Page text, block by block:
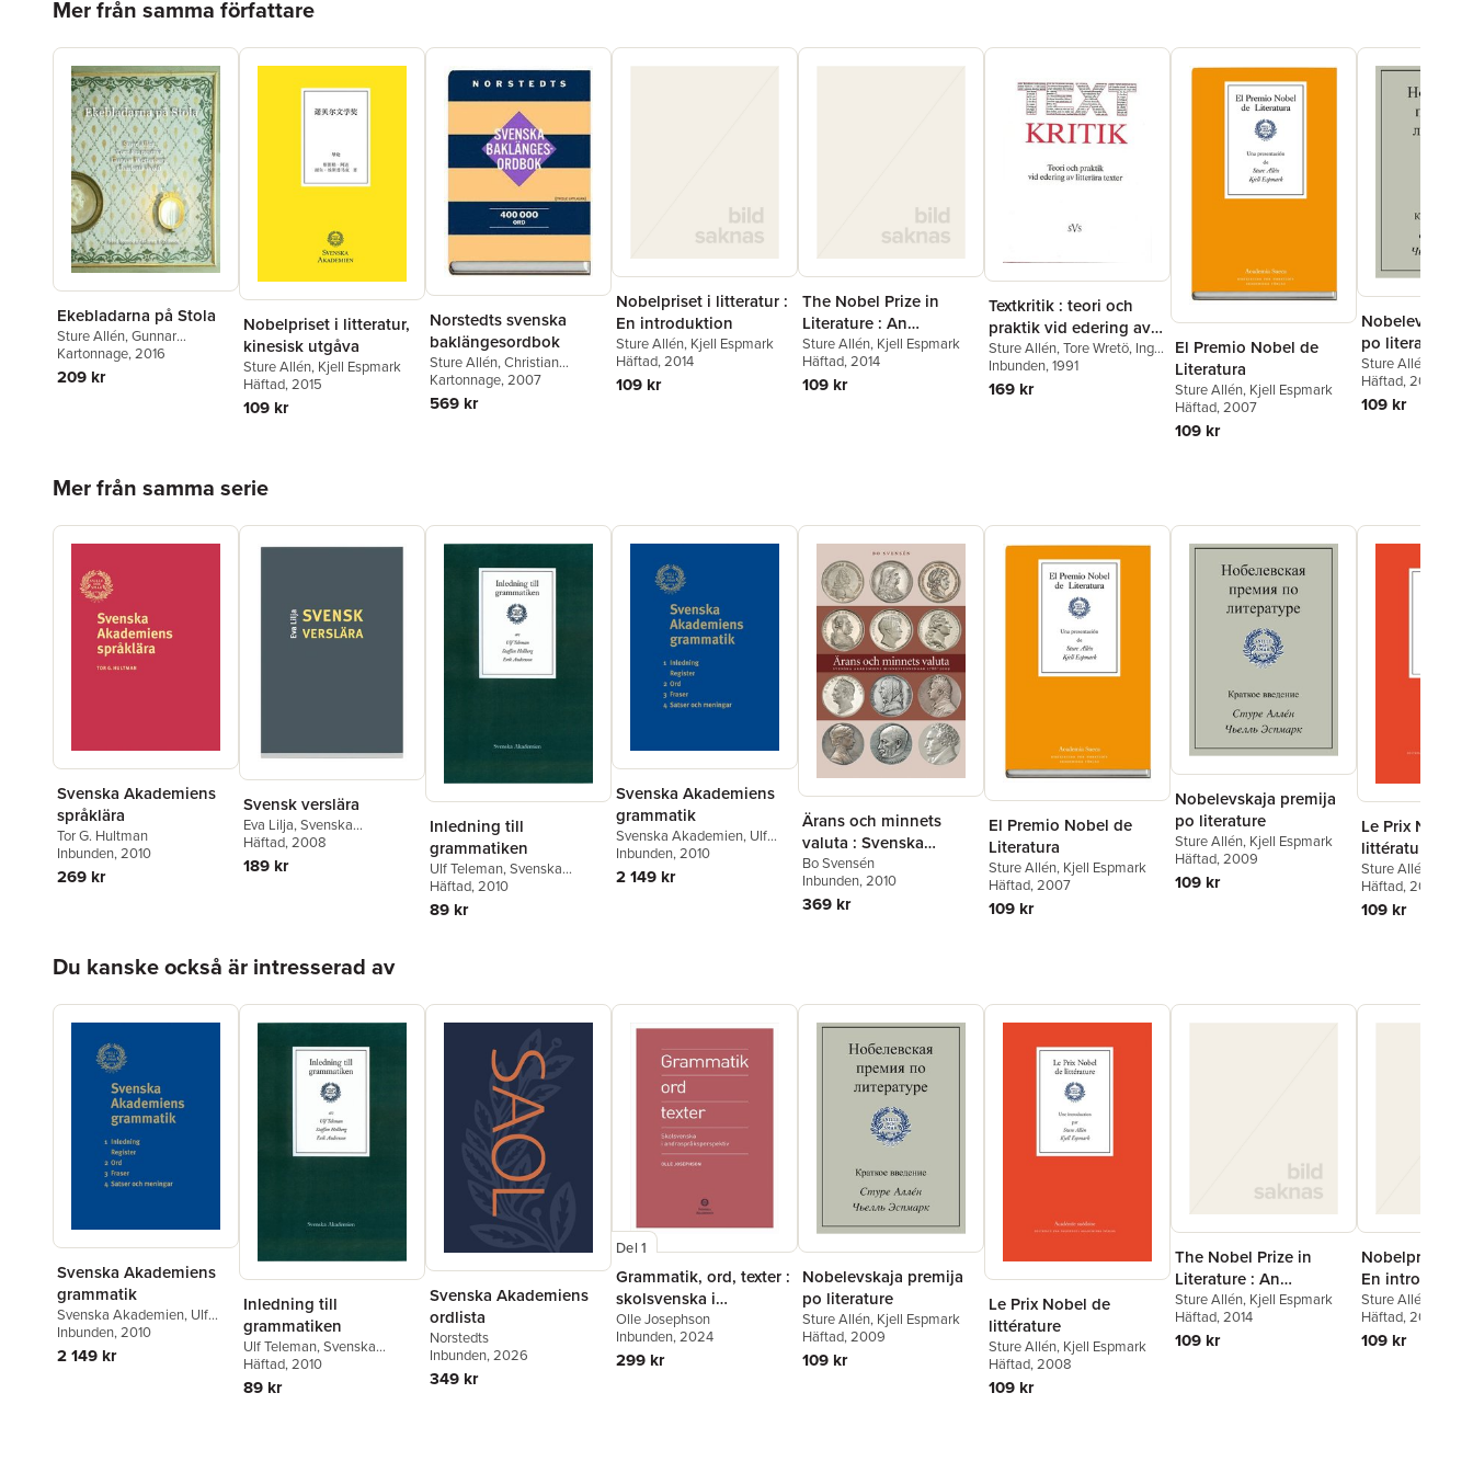
Mer från samma författare
Ekebladarna på Stola
Sture Allén,Gunnar
Wetterberg,Tore Frängsmyr
Charlotta Wolff
Kartonnage, 2016
209 kr
Nobelpriset i litteratur,
kinesisk utgåva
Sture Allén, Kjell Espmark
Häftad, 2015
109 kr
Norstedts svenska
baklängesordbok
Sture Allén,Christian
Sjögreen
Kartonnage, 2007
569 kr
Nobelpriset i litteratur :
En introduktion
Sture Allén, Kjell Espmark
Häftad, 2014
109 kr
The Nobel Prize in
Literature : An
introduction
Sture Allén, Kjell Espmark
Häftad, 2014
109 kr
Textkritik : teori och
praktik vid edering av
litterära texter
Sture Allén,Tore Wretö, Inge
Jonsson,Johan Svedjedal
Lars Huldén
Gunnar Hillbom
Hansson,Bo Ralph
Inbunden, 1991
169 kr
El Premio Nobel de
Literatura
Sture Allén, Kjell Espmark
Häftad, 2007
109 kr
Nobelevskaja
po literature
Sture Allén
Häftad, 2009
109 kr
Mer från samma serie
Svenska Akademiens
språklära
Tor G. Hultman
Inbunden, 2010
269 kr
Svensk verslära
Eva Lilja,Svenska
Akademien
Häftad, 2008
189 kr
Inledning till
grammatiken
Ulf Teleman, Svenska
Akademien,Erik Andersson
Staffan Hellberg
Häftad, 2010
89 kr
Svenska Akademiens
grammatik
Svenska Akademien, Ulf
Teleman
Inbunden, 2010
2 149 kr
Ärans och minnets
valuta : Svenska
Akademiens
minnespenningar 1786-
2009
Bo Svensén
Inbunden, 2010
369 kr
El Premio Nobel de
Literatura
Sture Allén, Kjell Espmark
Häftad, 2007
109 kr
Nobelevskaja premija
po literature
Sture Allén, Kjell Espmark
Häftad, 2009
109 kr
Le Prix Nobel
littérature
Sture Allén
Häftad, 2008
109 kr
Du kanske också är intresserad av
Svenska Akademiens
grammatik
Svenska Akademien, Ulf
Teleman
Inbunden, 2010
2 149 kr
Inledning till
grammatiken
Ulf Teleman,Svenska
Akademien,Erik Andersson
Staffan Hellberg
Häftad, 2010
89 kr
Svenska Akademiens
ordlista
Norstedts
Inbunden, 2026
349 kr
Del 1
Grammatik, ord, texter :
skolsvenska i
andraspråksperspektiv
Olle Josephson
Inbunden, 2024
299 kr
Nobelevskaja premija
po literature
Sture Allén, Kjell Espmark
Häftad, 2009
109 kr
Le Prix Nobel de
littérature
Sture Allén, Kjell Espmark
Häftad, 2008
109 kr
The Nobel Prize in
Literature : An
introduction
Sture Allén, Kjell Espmark
Häftad, 2014
109 kr
Nobelpriset i
En
Sture Allén
Häftad, 2014
109 kr